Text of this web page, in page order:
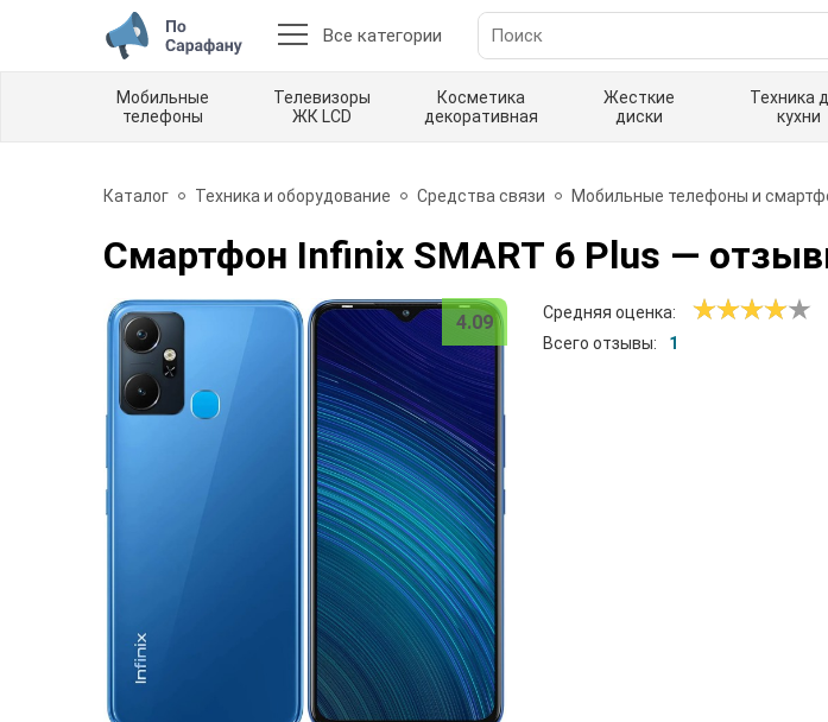
Все категории
Мобильные
телефоны
Телевизоры
ЖК LCD
Косметика
декоративная
Жесткие
диски
Техника
кухни
Каталог Техника и оборудование Средства связи Мобильные телефоны и
Смартфон Infinix SMART 6 Plus —
4.09
Средняя оценка:
Всего отзывы:
1